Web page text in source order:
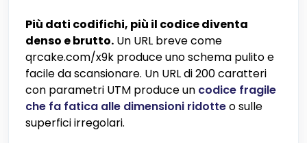
Più dati codifichi, più il codice diventa
denso e brutto. Un URL breve come
qrcake.com/x9k produce uno schema pulito e
facile da scansionare. Un URL di 200 caratteri
con parametri UTM produce un codice fragile
che fa fatica alle dimensioni ridotteo sulle
superfici irregolari.